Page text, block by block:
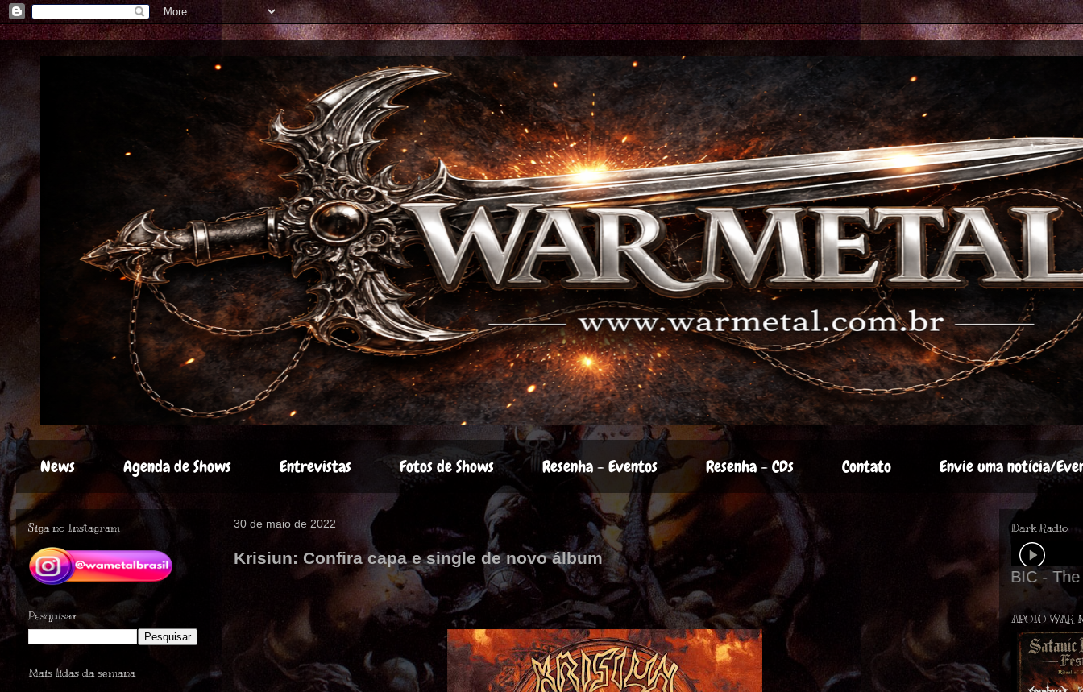
News Agenda de Shows Entrevistas Fotos de Shows Resenha - Eventos Resenha - CDs Contato Envie uma notícia/
30 de maio de 2022
Krisiun: Confira capa e single de novo álbum
Siga no Instagram
Pesquisar
Mais lidas da semana
Dark Radio
APOIO WAR